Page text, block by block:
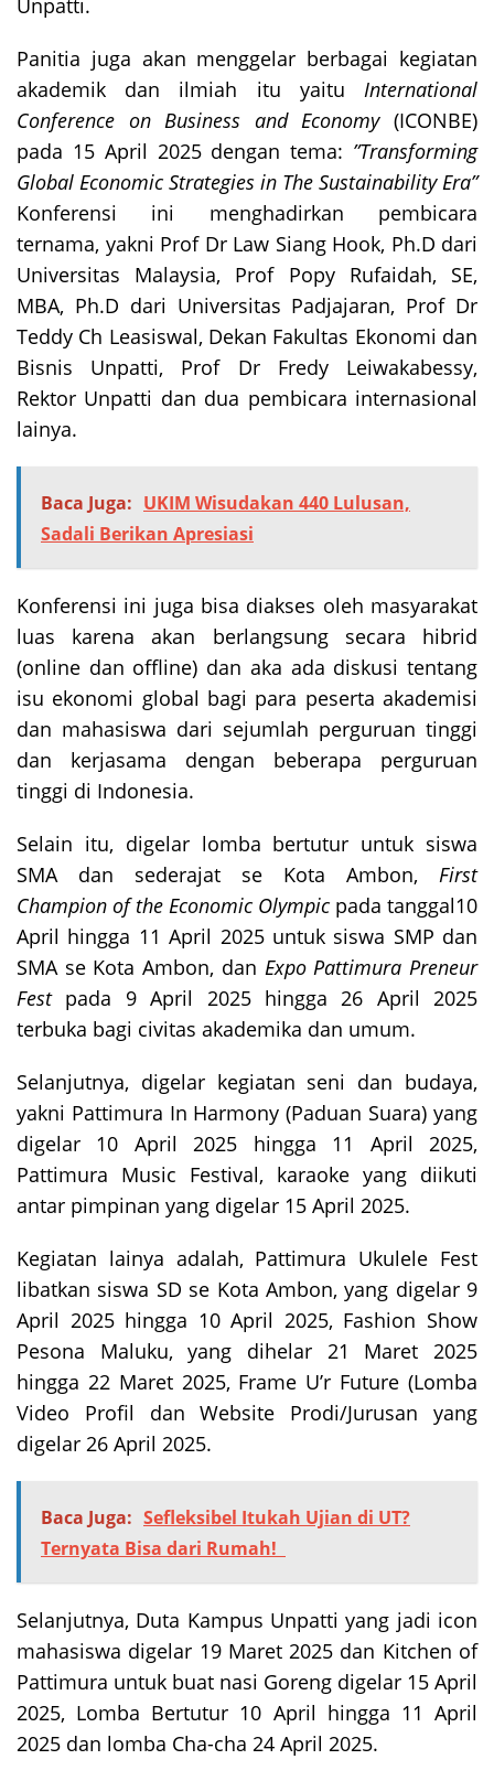
Unpatti.
Panitia juga akan menggelar berbagai kegiatan
akademik dan ilmiah itu yaitu International
Conference on Business and Economy (ICONBE)
pada 15 April 2025 dengan tema: ”Transforming
Global Economic Strategies in The Sustainability Era”
Konferensi ini menghadirkan pembicara
ternama, yakni Prof Dr Law Siang Hook, Ph.D dari
Universitas Malaysia, Prof Popy Rufaidah, SE,
MBA, Ph.D dari Universitas Padjajaran, Prof Dr
Teddy Ch Leasiswal, Dekan Fakultas Ekonomi dan
Bisnis Unpatti, Prof Dr Fredy Leiwakabessy,
Rektor Unpatti dan dua pembicara internasional
lainya.
Baca Juga: UKIM Wisudakan 440 Lulusan,
Sadali Berikan Apresiasi
Konferensi ini juga bisa diakses oleh masyarakat
luas karena akan berlangsung secara hibrid
(online dan offline) dan aka ada diskusi tentang
isu ekonomi global bagi para peserta akademisi
dan mahasiswa dari sejumlah perguruan tinggi
dan kerjasama dengan beberapa perguruan
tinggi di Indonesia.
Selain itu, digelar lomba bertutur untuk siswa
SMA dan sederajat se Kota Ambon, First
Champion of the Economic Olympic pada tanggal10
April hingga 11 April 2025 untuk siswa SMP dan
SMA se Kota Ambon, dan Expo Pattimura Preneur
Festpada 9 April 2025 hingga 26 April 2025
terbuka bagi civitas akademika dan umum.
Selanjutnya, digelar kegiatan seni dan budaya,
yakni Pattimura In Harmony (Paduan Suara) yang
digelar 10 April 2025 hingga 11 April 2025,
Pattimura Music Festival, karaoke yang diikuti
antar pimpinan yang digelar 15 April 2025.
Kegiatan lainya adalah, Pattimura Ukulele Fest
libatkan siswa SD se Kota Ambon, yang digelar 9
April 2025 hingga 10 April 2025, Fashion Show
Pesona Maluku, yang dihelar 21 Maret 2025
hingga 22 Maret 2025, Frame U’r Future (Lomba
Video Profil dan Website Prodi/Jurusan yang
digelar 26 April 2025.
Baca Juga: Sefleksibel Itukah Ujian di UT?
Ternyata Bisa dari Rumah!
Selanjutnya, Duta Kampus Unpatti yang jadi icon
mahasiswa digelar 19 Maret 2025 dan Kitchen of
Pattimura untuk buat nasi Goreng digelar 15 April
2025, Lomba Bertutur 10 April hingga 11 April
2025 dan lomba Cha-cha 24 April 2025.